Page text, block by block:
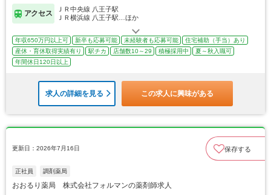
アクセス
ＪＲ中央線 八王子駅
ＪＲ横浜線 八王子駅…ほか
年収650万円以上可 新卒も応募可能 未経験者も応募可能
住宅補助（手当）あり
産休・育休取得実績有り
駅チカ 店舗数10～29 積極採用中
夏～秋入職可
年間休日120日以上
求人の詳細を見る この求人に興味がある
更新日：2026年7月16日 保存する
正社員 調剤薬局
おおるり薬局 株式会社フォルマンの薬剤師求人